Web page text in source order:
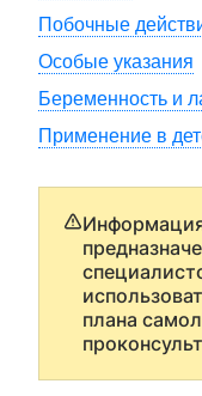
Побочные
Особые указания
Беременность и
Применение в
плана